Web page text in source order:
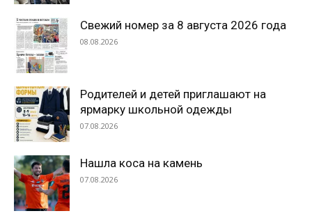
Свежий номер за 8 августа 2026 года
08.08.2026
Родителей и детей приглашают на
ярмарку школьной одежды
07.08.2026
Нашла коса на камень
07.08.2026